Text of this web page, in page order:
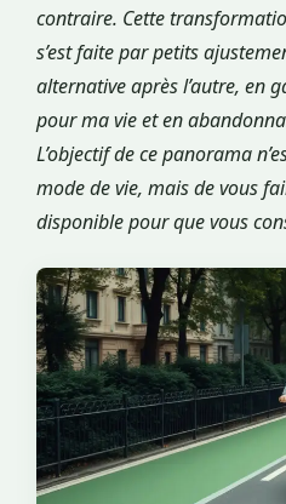
contraire. Cette
s’est faite par petits
alternative après l’autre, en
pour ma vie et en
L’objectif de ce panorama
mode de vie, mais de vous
disponible pour que vous